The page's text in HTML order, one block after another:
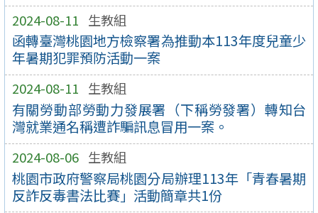
2024-08-11 生教組
函轉臺灣桃園地方檢察署為推動本113年度兒童少
年暑期犯罪預防活動一案
2024-08-11 生教組
有關勞動部勞動力發展署（下稱勞發署）轉知台
灣就業通名稱遭詐騙訊息冒用一案。
2024-08-06 生教組
桃園市政府警察局桃園分局辦理113年「青春暑期
反詐反毒書法比賽」活動簡章共1份